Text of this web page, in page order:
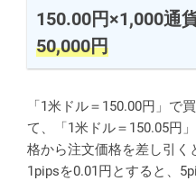
150.00円×1,000通
50,000円
「1米ドル＝150.00円」で
て、「1米ドル＝150.05円
格から注文価格を差し引く
1pipsを0.01円とすると、